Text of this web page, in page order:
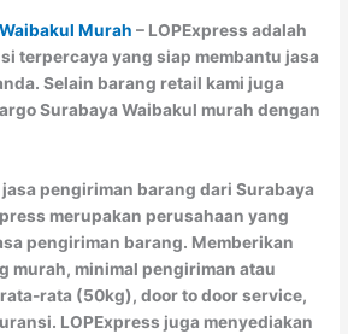
Murah – LOPExpress adalah
terpercaya yang siap membantu jasa
Selain barang retail kami juga
Surabaya Waibakul murah dengan
pengiriman barang dari Surabaya
merupakan perusahaan yang
pengiriman barang. Memberikan
murah, minimal pengiriman atau
rata (50kg), door to door service,
LOPExpress juga menyediakan